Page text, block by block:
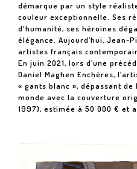
démarque par un style
couleur exceptionnelle. Ses
d'humanité, ses héroïnes
élégance. Aujourd’hui, Jean-
artistes français
En juin 2021, lors d’une
Daniel Maghen Enchères,
« gants blanc », dépassant
monde avec la couverture
1997), estimée à 50 000 € et